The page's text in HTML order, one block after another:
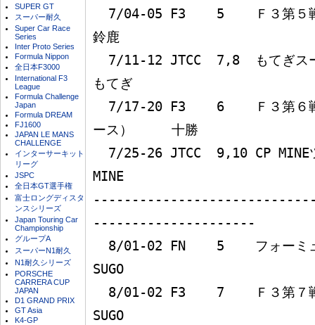
SUPER GT
スーパー耐久
Super Car Race
Series
Inter Proto Series
Formula Nippon
全日本F3000
International F3
League
Formula Challenge
Japan
Formula DREAM
FJ1600
JAPAN LE MANS
CHALLENGE
インターサーキット
リーグ
JSPC
全日本GT選手権
富士ロングディスタ
ンスシリーズ
Japan Touring Car
Championship
グループA
スーパーN1耐久
N1耐久シリーズ
PORSCHE
CARRERA CUP
JAPAN
D1 GRAND PRIX
GT Asia
K4-GP
鈴鹿
もてぎ
ース）     十勝
MINE
---------------------
SUGO
SUGO